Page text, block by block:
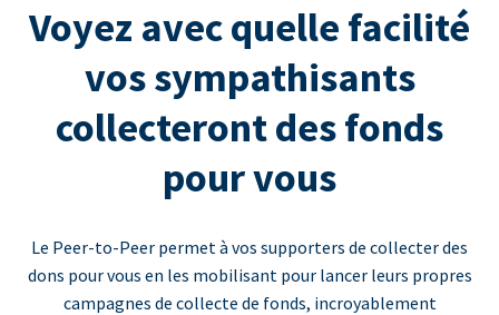
Voyez avec quelle facilité
vos sympathisants
collecteront des fonds
pour vous
Le Peer-to-Peer permet à vos supporters de collecter des
dons pour vous en les mobilisant pour lancer leurs propres
campagnes de collecte de fonds, incroyablement